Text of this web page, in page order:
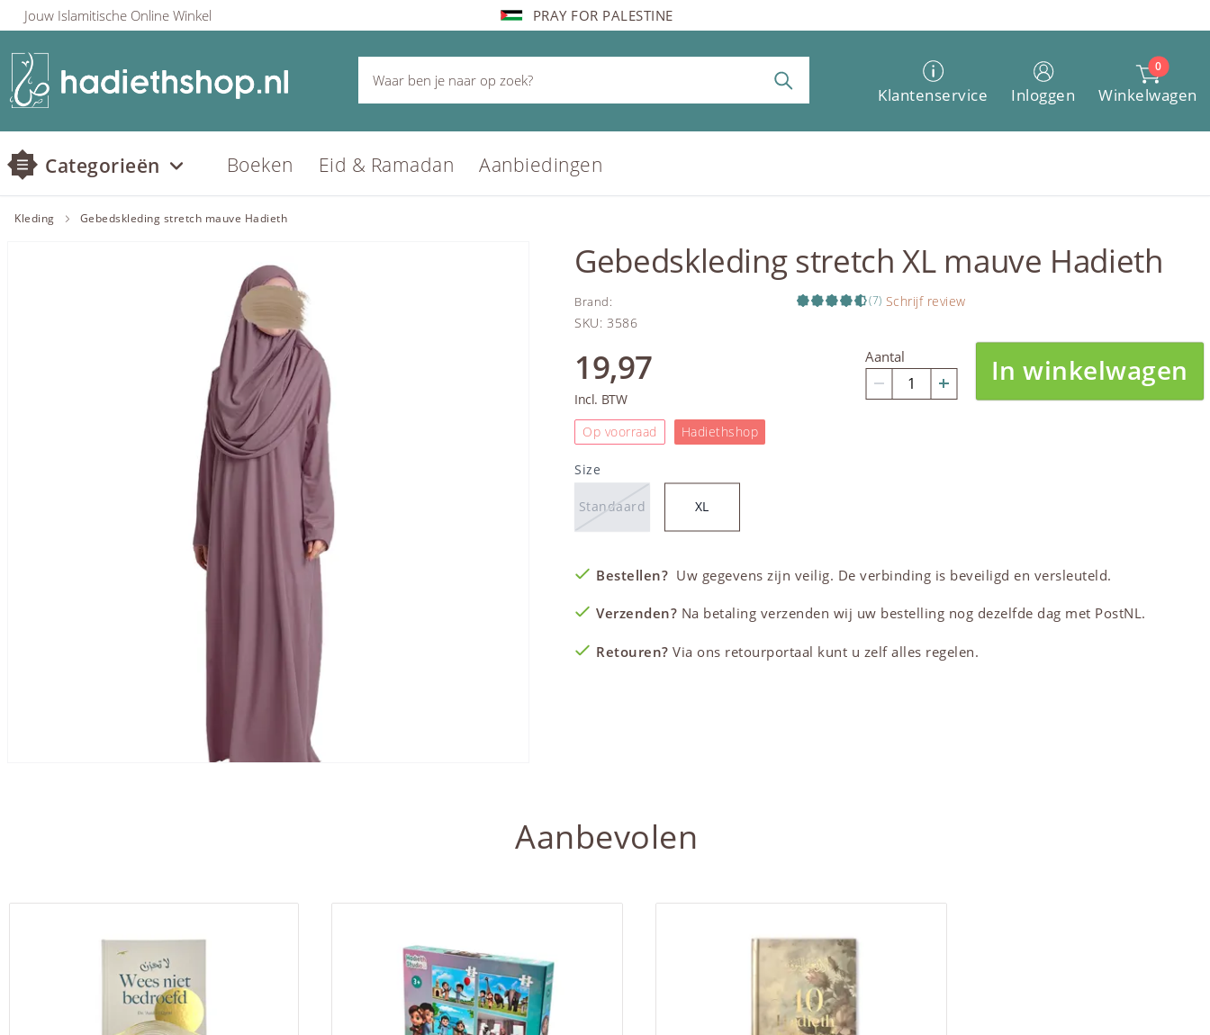
Jouw Islamitische Online Winkel PRAY FOR PALESTINE
Klantenservice Inloggen
0
Winkelwagen
Categorieën Boeken Eid & Ramadan Aanbiedingen
Kleding Gebedskleding stretch mauve Hadieth
Gebedskleding stretch XL mauve Hadieth
Brand: (7) Schrijf review
SKU: 3586
19,97
Incl. BTW
Op voorraad
Hadiethshop
Aantal In winkelwagen
Size
Standaard XL
Bestellen? Uw gegevens zijn veilig. De verbinding is beveiligd en versleuteld.
Verzenden? Na betaling verzenden wij uw bestelling nog dezelfde dag met PostNL.
Retouren? Via ons retourportaal kunt u zelf alles regelen.
Aanbevolen